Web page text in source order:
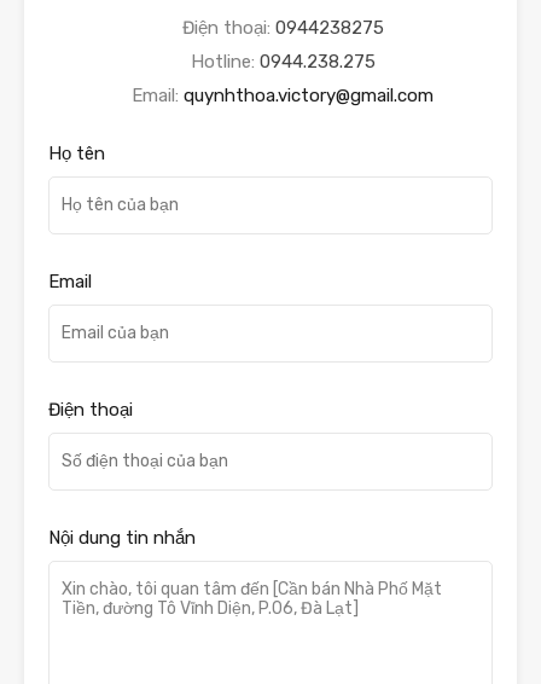
Điện thoại: 0944238275
Hotline: 0944.238.275
Email: quynhthoa.victory@gmail.com
Họ tên
Email
Điện thoại
Nội dung tin nhắn